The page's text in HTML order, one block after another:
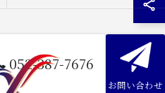
052-387-7676
お問い合わせ